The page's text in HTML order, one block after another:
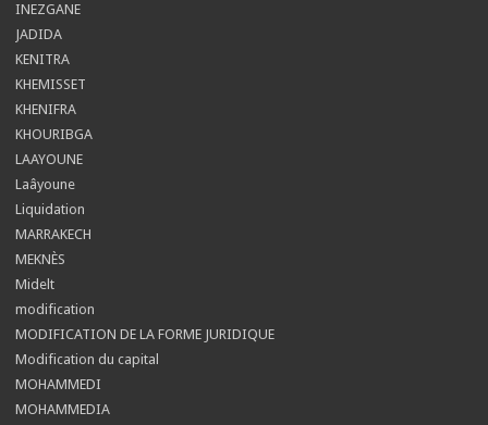
INEZGANE
JADIDA
KENITRA
KHEMISSET
KHENIFRA
KHOURIBGA
LAAYOUNE
Laâyoune
Liquidation
MARRAKECH
MEKNÈS
Midelt
modification
MODIFICATION DE LA FORME JURIDIQUE
Modification du capital
MOHAMMEDI
MOHAMMEDIA